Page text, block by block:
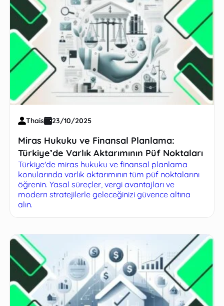
Thais 23/10/2025
Miras Hukuku ve Finansal Planlama:
Türkiye’de Varlık Aktarımının Püf Noktaları
Türkiye'de miras hukuku ve finansal planlama
konularında varlık aktarımının tüm püf noktalarını
öğrenin. Yasal süreçler, vergi avantajları ve
modern stratejilerle geleceğinizi güvence altına
alın.